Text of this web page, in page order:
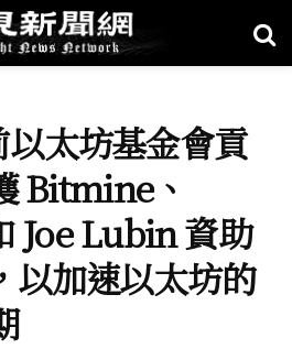
太坊基金會貢
Bitmine、
Joe Lubin 資助
以加速以太坊的